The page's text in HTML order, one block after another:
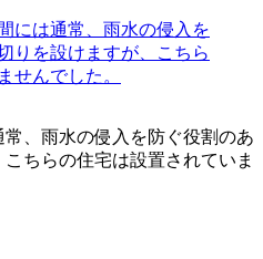
、雨水の侵入を防ぐ役割のあ
ちらの住宅は設置されていま